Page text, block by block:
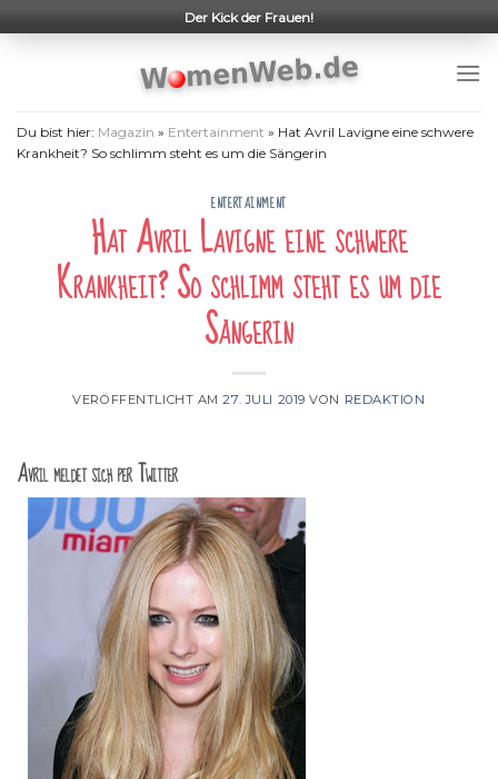
to
Der Kick der Frauen!
Du bist hier: Magazin » Entertainment » Hat Avril Lavigne eine schwere
Krankheit? So schlimm steht es um die Sängerin
ENTERTAINMENT
Hat Avril Lavigne eine schwere
Krankheit? So schlimm steht es um die
Sängerin
VERÖFFENTLICHT AM27. JULI 2019 VON REDAKTION
Avril meldet sich per Twitter